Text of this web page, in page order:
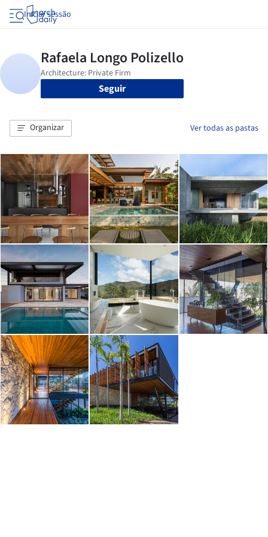
Iniciar sessão
Seguir
Organizar Ver todas as pastas